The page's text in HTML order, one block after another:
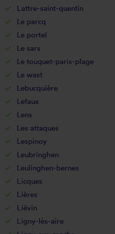
Lattre-saint-quentin
Le parcq
Le portel
Le sars
Le touquet-paris-plage
Le wast
Lebucquière
Lefaux
Lens
Les attaques
Lespinoy
Leubringhen
Leulinghen-bernes
Licques
Lières
Liévin
Ligny-lès-aire